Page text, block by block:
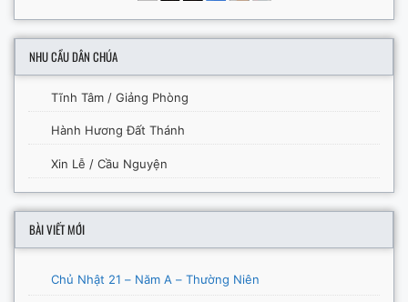
NHU CẦU DÂN CHÚA
Tĩnh Tâm / Giảng Phòng
Hành Hương Đất Thánh
Xin Lễ / Cầu Nguyện
BÀI VIẾT MỚI
Chủ Nhật 21 – Năm A – Thường Niên